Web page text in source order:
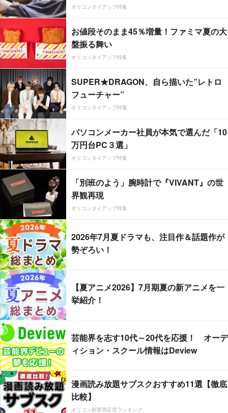
オリコンタイアップ特集
お値段そのまま45％増量！ファミマ夏の大
盤振る舞い
オリコンタイアップ特集
SUPER★DRAGON、自ら描いた”レトロ
フューチャー”
オリコンタイアップ特集
パソコンメーカー社員が本気で選んだ「10
万円台PC３選」
オリコンタイアップ特集
「別班のよう」腕時計で『VIVANT』の世
界観再現
オリコンタイアップ特集
2026年7月夏ドラマも、注目作＆話題作が
勢ぞろい！
【夏アニメ2026】7月期夏の新アニメを一
挙紹介！
芸能界を志す10代～20代を応援！ オーデ
ィション・スクール情報はDeview
漫画読み放題サブスクおすすめ11選【徹底
比較】
オリコン顧客満足度ランキング